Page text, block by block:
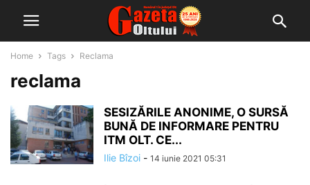
Home Tags Reclama
reclama
SESIZĂRILE ANONIME, O SURSĂ
BUNĂ DE INFORMARE PENTRU
ITM OLT. CE...
Ilie Bîzoi - 14 iunie 2021 05:31